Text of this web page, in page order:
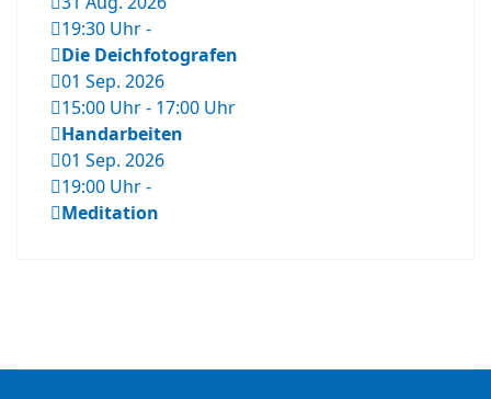
19:30 Uhr-
Die Deichfotografen
01 Sep. 2026
15:00 Uhr- 17:00 Uhr
Handarbeiten
01 Sep. 2026
19:00 Uhr-
Meditation